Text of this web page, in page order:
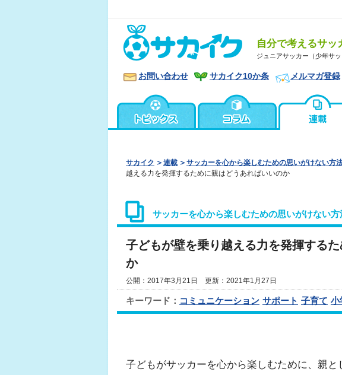
自分で考えるサッ
ジュニアサッカー（少年サ
お問い合わせ サカイク10か条 メルマガ登録
サカイク 連載 サッカーを心から楽しむための思いがけない方
越える力を発揮するために親はどうあればいいのか
サッカーを心から楽しむための思いがけない
子どもが壁を乗り越える力を発揮する
か
公開：2017年3月21日 更新：2021年1月27日
キーワード： コミュニケーション サポート 子育て 小
子どもがサッカーを心から楽しむために、親